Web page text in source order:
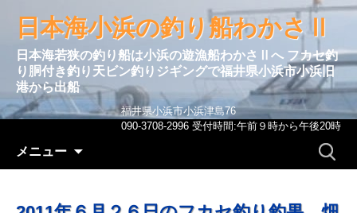
日本海小浜の釣り船わかさⅡ
日本海若狭の釣り船は小浜の遊漁船わかさⅡへ フカセ釣
り胴付き釣り天ビン釣りジギングで福井県小浜市小浜旧
港から出船
福井県小浜市小浜津島76
090-3708-2996 受付時間:午前９時から午後20時
メニュー
検